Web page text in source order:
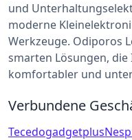
und
moderne
Werkzeuge. Odiporos
smarten Lösungen, die
komfortabler und
Verbundene
Tecedogadgetplus